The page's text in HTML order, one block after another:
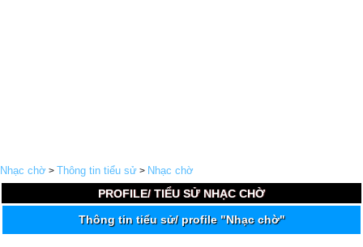
Nhạc chờ > Thông tin tiểu sử > Nhạc chờ
PROFILE/ TIỂU SỬ NHẠC CHỜ
Thông tin tiểu sử/ profile "Nhạc chờ"